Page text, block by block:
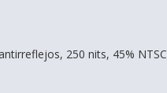
250 nits, 45% NTSC